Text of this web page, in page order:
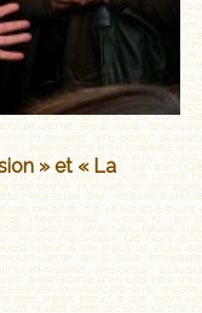
» et « La